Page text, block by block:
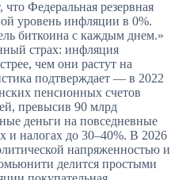
Федеральная резервная
уровень инфляции в 0%.
биткоина с каждым днем.»
страх: инфляция
чем они растут на
подтверждает — в 2022
пенсионных счетов
превысив 90 млрд
деньги на повседневные
и налогах до 30–40%. В 2026
напряженностью и
делится простыми